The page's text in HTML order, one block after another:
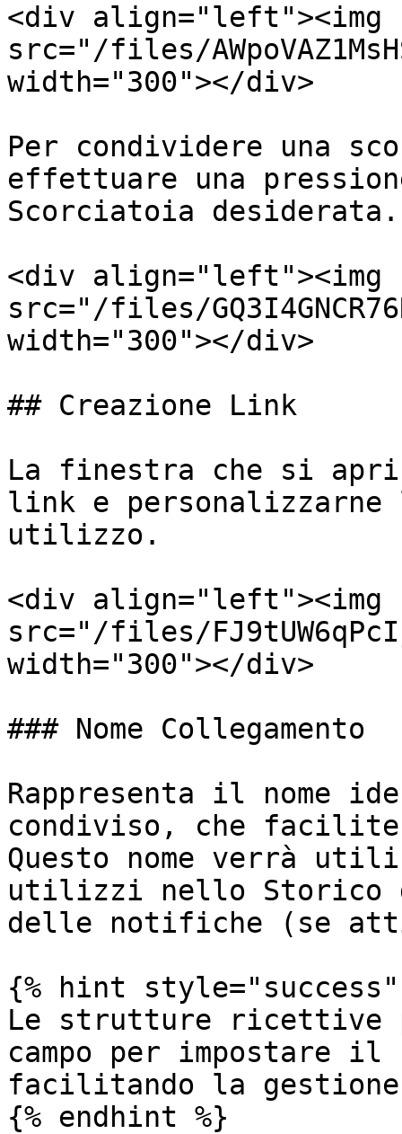
<div align="left"><img
src="/files/
width="300"></div>
Per condividere una
effettuare una
Scorciatoia desiderata.
<div align="left"><img
src="/files/
width="300"></div>
## Creazione Link
La finestra che si
link e
utilizzo.
<div align="left"><img
src="/files/
width="300"></div>
### Nome Collegamento
Rappresenta il nome
condiviso, che
Questo nome verrà
utilizzi nello Storico
delle notifiche (se
{% hint style="success"
Le strutture ricettive
campo per impostare
facilitando la
{% endhint %}